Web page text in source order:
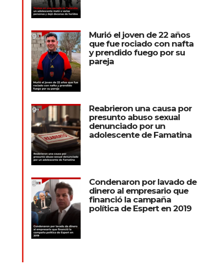
Murió el joven de 22 años
que fue rociado con nafta
y prendido fuego por su
pareja
Reabrieron una causa por
presunto abuso sexual
denunciado por un
adolescente de Famatina
Condenaron por lavado de
dinero al empresario que
financió la campaña
política de Espert en 2019